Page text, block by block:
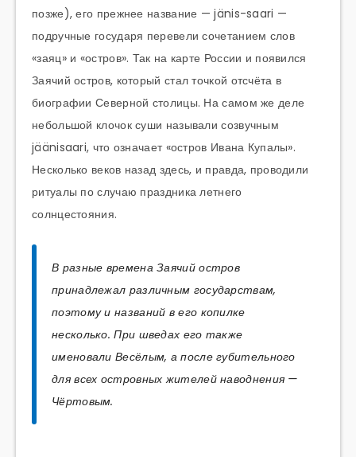
позже), его прежнее название — jänis-saari —
подручные государя перевели сочетанием слов
«заяц» и «остров». Так на карте России и появился
Заячий остров, который стал точкой отсчёта в
биографии Северной столицы. На самом же деле
небольшой клочок суши называли созвучным
jäänisaari, что означает «остров Ивана Купалы».
Несколько веков назад здесь, и правда, проводили
ритуалы по случаю праздника летнего
солнцестояния.
В разные времена Заячий остров
принадлежал различным государствам,
поэтому и названий в его копилке
несколько. При шведах его также
именовали Весёлым, а после губительного
для всех островных жителей наводнения —
Чёртовым.